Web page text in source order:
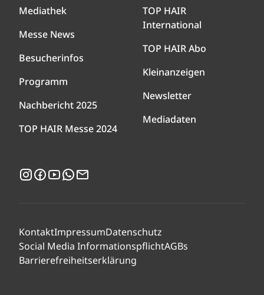
Mediathek
Messe News
Besucherinfos
Programm
Nachbericht 2025
TOP HAIR Messe 2024
TOP HAIR
International
TOP HAIR Abo
Kleinanzeigen
Newsletter
Mediadaten
Instagram
Facebook
YouTubeWhatsApp
KontaktImpressumDatenschutz
Social Media InformationspflichtAGBs
Barrierefreiheitserklärung